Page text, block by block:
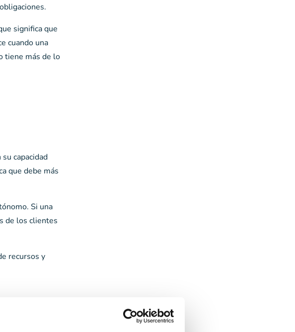
significa que
cuando una
tiene más de lo
capacidad
que debe más
Si una
de los clientes
recursos y